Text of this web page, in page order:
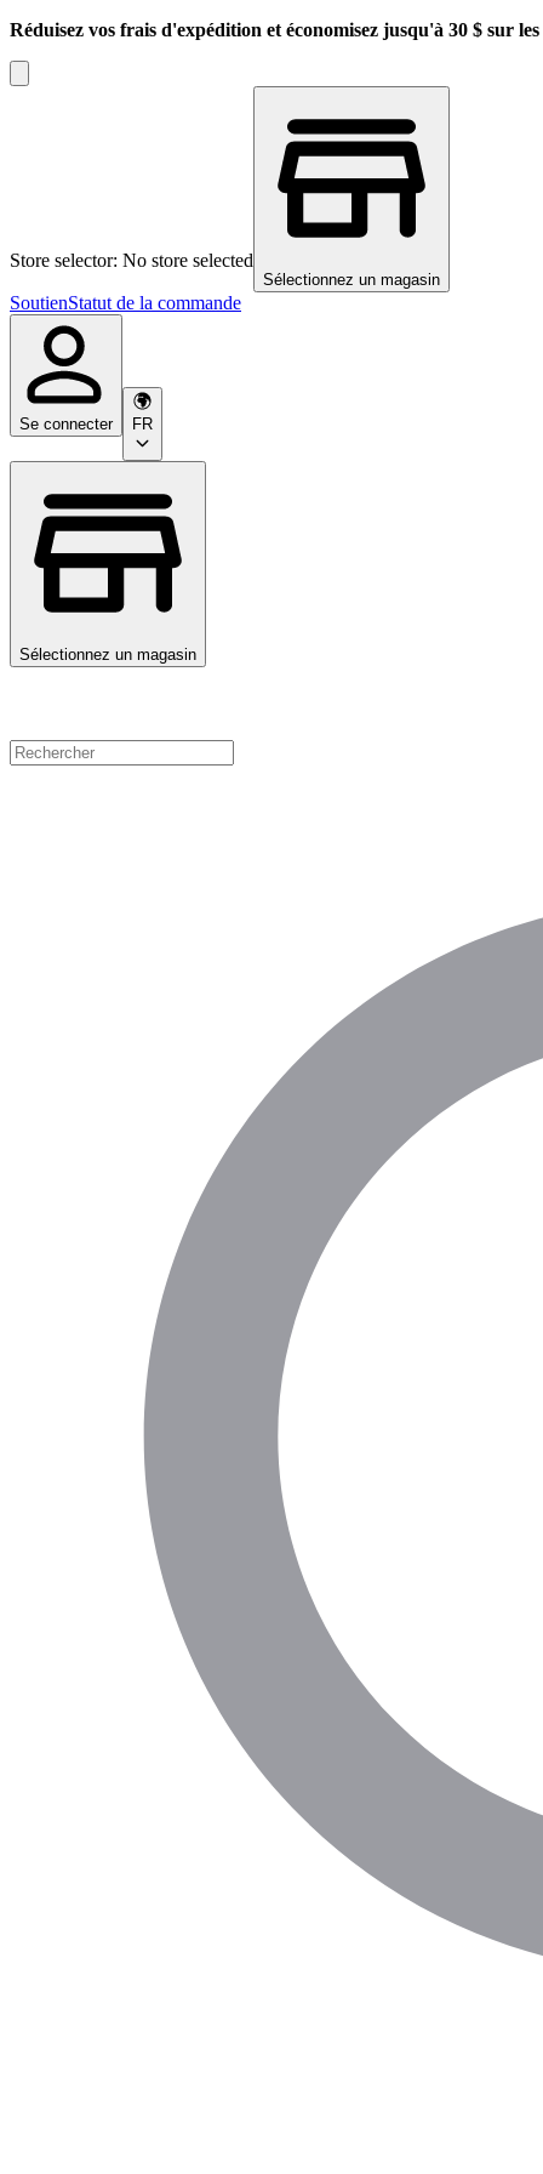
Réduisez vos frais d'expédition et économisez jusqu'à 30 $ sur
Store selector: No store selected
Sélectionnez un magasin
SoutienStatut de la commande
Se connecter FR
Sélectionnez un magasin